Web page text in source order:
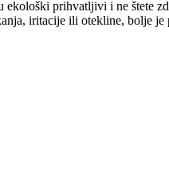
prihvatljivi i ne štete
iritacije ili otekline, bolje